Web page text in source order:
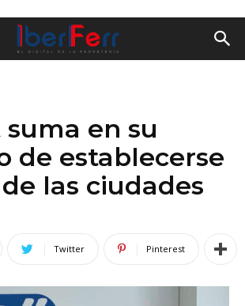
en su
de establecerse
las ciudades
Twitter Pinterest